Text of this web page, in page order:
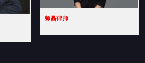
师晶律师